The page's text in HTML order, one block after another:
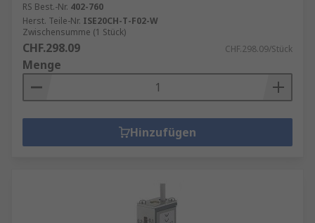
RS Best.-Nr. 402-760
Herst. Teile-Nr. ISE20CH-T-F02-W
Zwischensumme (1 Stück)
CHF.298.09 CHF.298.09/Stück
Menge
Hinzufügen